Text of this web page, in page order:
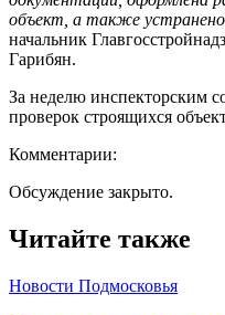
объект, а также
начальник
Гарибян.
За неделю инспекторским
проверок строящихся
Комментарии:
Обсуждение закрыто.
Читайте также
Новости Подмосковья